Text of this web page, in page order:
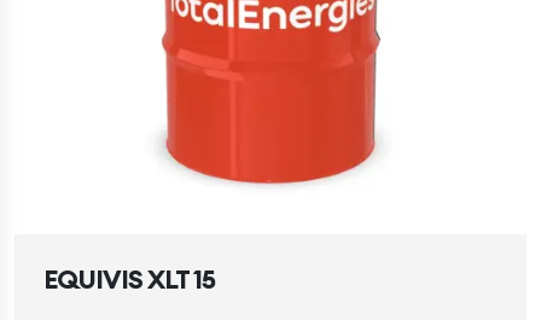
EQUIVIS XLT 15